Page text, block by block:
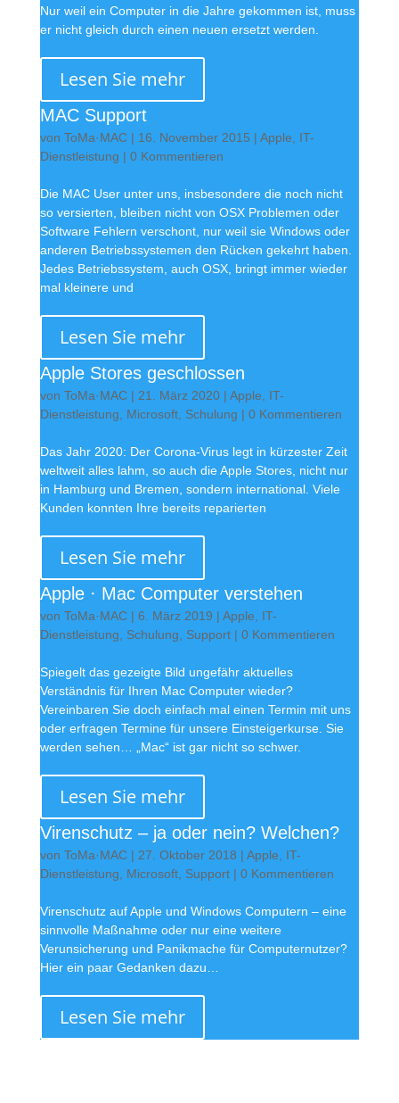
Nur weil ein Computer in die Jahre gekommen ist, muss
er nicht gleich durch einen neuen ersetzt werden.
Lesen Sie mehr
MAC Support
von ToMa·MAC| 16. November 2015 | Apple
IT-
Dienstleistung | 0 Kommentieren
Die MAC User unter uns, insbesondere die noch nicht
so versierten, bleiben nicht von OSX Problemen oder
Software Fehlern verschont, nur weil sie Windows oder
anderen Betriebssystemen den Rücken gekehrt haben.
Jedes Betriebssystem, auch OSX, bringt immer wieder
mal kleinere und
Lesen Sie mehr
Apple Stores geschlossen
von ToMa·MAC| 21. März 2020| Apple
IT-
Dienstleistung
Microsoft, Schulung | 0 Kommentieren
Das Jahr 2020: Der Corona-Virus legt in kürzester Zeit
weltweit alles lahm, so auch die Apple Stores, nicht nur
in Hamburg und Bremen, sondern international. Viele
Kunden konnten Ihre bereits reparierten
Lesen Sie mehr
Apple · Mac Computer verstehen
von ToMa·MAC| 6. März 2019 | Apple
IT-
Dienstleistung
Schulung Support| 0 Kommentieren
Spiegelt das gezeigte Bild ungefähr aktuelles
Verständnis für Ihren Mac Computer wieder?
Vereinbaren Sie doch einfach mal einen Termin mit uns
oder erfragen Termine für unsere Einsteigerkurse. Sie
werden sehen… „Mac“ ist gar nicht so schwer.
Lesen Sie mehr
Virenschutz – ja oder nein? Welchen?
von ToMa·MAC| 27. Oktober 2018 | Apple
IT-
Dienstleistung
Microsoft, Support| 0 Kommentieren
Virenschutz auf Apple und Windows Computern – eine
sinnvolle Maßnahme oder nur eine weitere
Verunsicherung und Panikmache für Computernutzer?
Hier ein paar Gedanken dazu…
Lesen Sie mehr